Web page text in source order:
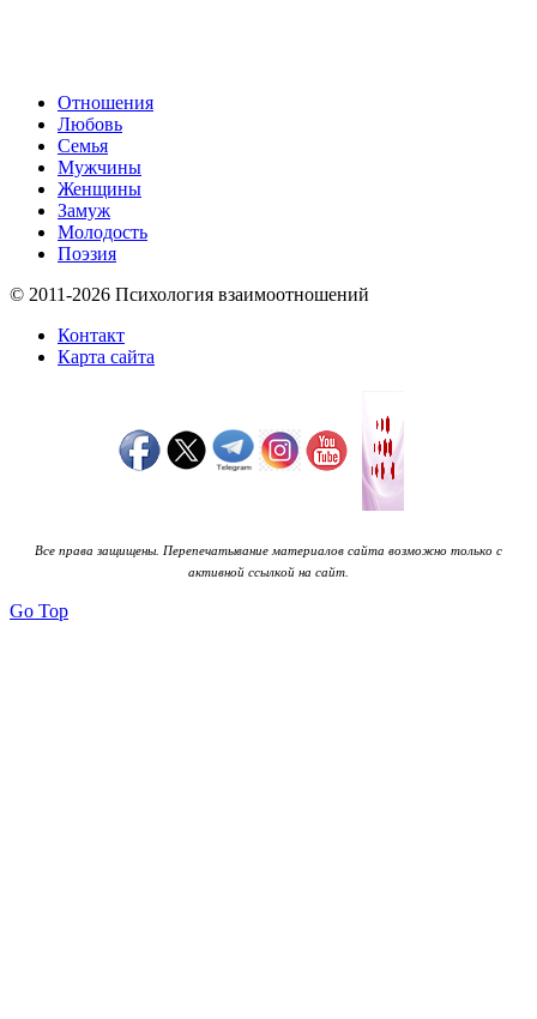
Отношения
Любовь
Семья
Мужчины
Женщины
Замуж
Молодость
Поэзия
© 2011-2026 Психология взаимоотношений
Контакт
Карта сайта
Все права защищены. Перепечатывание материалов сайта возможно только с
активной ссылкой на сайт.
Go Top